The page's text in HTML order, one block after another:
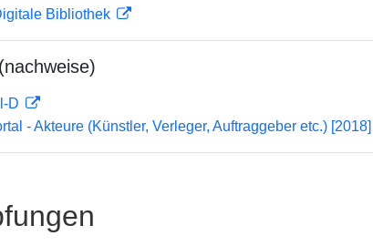
Bibliothek
D
- Akteure (Künstler, Verleger, Auftraggeber etc.) [2018]